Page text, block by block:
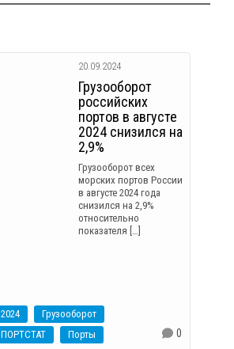
20.09.2024
Грузооборот
российских
портов в августе
2024 снизился на
2,9%
Грузооборот всех
морских портов России
в августе 2024 года
снизился на 2,9%
относительно
показателя […]
2024
Грузооборот
ПОРТСТАТ
Порты 0